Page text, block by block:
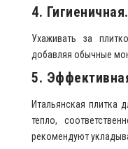
4. Гигиеничная.
Ухаживать за
добавляя обычные
5.
Итальянская плитка
тепло,
рекомендуют